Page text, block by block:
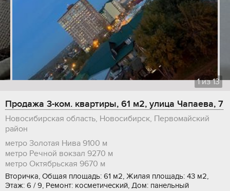
1из13
Продажа 3-ком. квартиры, 61 м2, улица Чапаева, 7
Новосибирская область, Новосибирск, Первомайский
район
метро Золотая Нива 9100 м
метро Речной вокзал 9270 м
метро Октябрьская 9670 м
Вторичка, Общая площадь: 61 м2, Жилая площадь: 43 м2,
Этаж: 6 / 9, Ремонт: косметический, Дом: панельный